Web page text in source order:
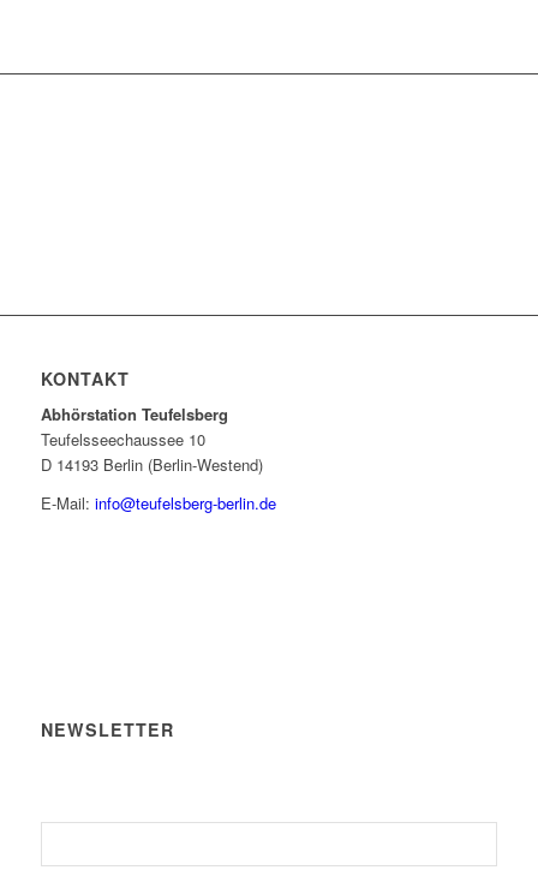
KONTAKT
Abhörstation Teufelsberg
Teufelsseechaussee 10
D 14193 Berlin (Berlin-Westend)
E-Mail: info@teufelsberg-berlin.de
NEWSLETTER